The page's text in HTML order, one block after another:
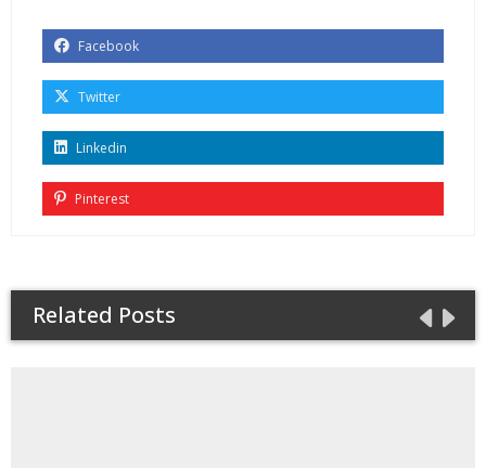
Facebook
Twitter
Linkedin
Pinterest
Related Posts